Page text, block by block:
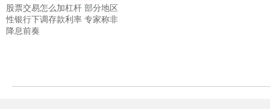
股票交易怎么加杠杆 部分地区
性银行下调存款利率 专家称非
降息前奏